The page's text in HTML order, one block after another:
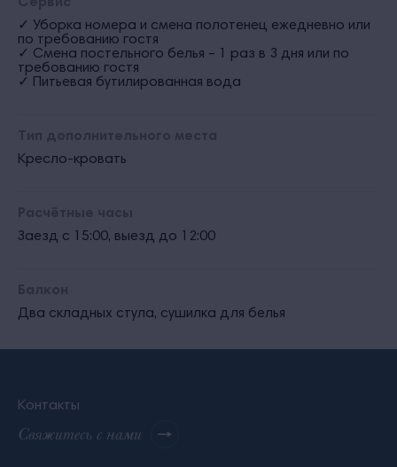
✓ Уборка номера и смена полотенец ежедневно или
по требованию гостя
✓ Смена постельного белья – 1 раз в 3 дня или по
требованию гостя
✓ Питьевая бутилированная вода
Кресло-кровать
Заезд с 15:00, выезд до 12:00
Два складных стула, сушилка для белья
Контакты
Свяжитесь с нами